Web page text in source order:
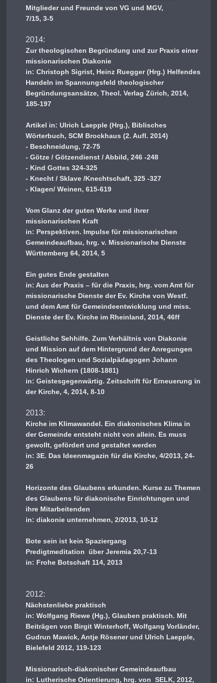
Mitglieder und Freunde von VG und MGV,
7/15, 3-5
2014:
Zur theologischen Begründung und zur Praxis einer
missionarischen Diakonie
in: Christoph Sigrist, Heinz Ruegger (Hrg.) Helfendes
Handeln im Spannungsfeld theologischer
Begründungsansätze, Theol. Verlag Zürich, 2014,
185-197
Artikel in: Ulrich Laepple (Hrg.), Biblisches
Wörterbuch, SCM Brockhaus (2. Aufl. 2014)
- Beschneidung, 72-75
- Götze / Götzendienst / Abbild, 246 -248
- Kind Gottes 324-325
- Knecht / Sklave /Knechtschaft, 325 -327
- Klagen/ Weinen, 615-619
Vom Glanz der guten Werke und ihrer
missionarischen Kraft
in: Perspektiven. Impulse für missionarischen
Gemeindeaufbau, hrg. v. Missionarische Dienste
Württemberg 64, 2014, 5
Ein gutes Ende gestalten
in: Aus der Praxis – für die Praxis, hrg. vom Amt für
missionarische Dienste der Ev. Kirche von Westf.
und dem Amt für Gemeindeentwicklung und miss.
Dienste der Ev. Kirche im Rheinland, 2014, 46ff
Geistliche Sehhilfe. Zum Verhältnis von Diakonie
und Mission auf dem Hintergrund der Anregungen
des Theologen und Sozialpädagogen Johann
Hinrich Wichern (1808-1881)
in: Geistesgegenwärtig. Zeitschrift für Erneuerung in
der Kirche, 4, 2014, 8-10
2013:
Kirche im Klimawandel. Ein diakonisches Klima in
der Gemeinde entsteht nicht von allein. Es muss
gewollt, gefördert und gestaltet werden
in: 3E. Das Ideenmagazin für die Kirche, 4/2013, 24-
26
Horizonte des Glaubens erkunden. Kurse zu Themen
des Glaubens für diakonische Einrichtungen und
ihre Mitarbeitenden
in: diakonie unternehmen, 2/2013, 10-12
Bote sein ist kein Spaziergang
Predigtmeditation über Jeremia 20,7-13
in: Frohe Botschaft 114, 2013
2012:
Nächstenliebe praktisch
in: Wolfgang Riewe (Hg.), Glauben praktisch. Mit
Beiträgen von Birgit Winterhoff, Wolfgang Vorländer,
Gudrun Mawick, Antje Rösener und Ulrich Laepple,
Bielefeld 2012, 119-123
Missionarisch-diakonischer Gemeindeaufbau
in: Lutherische Orientierung, hrg. von SELK, 2012,